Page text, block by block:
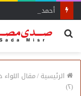
أحمد زكي: مبادرة
بحث
الرئيسية/مقال
(٢)